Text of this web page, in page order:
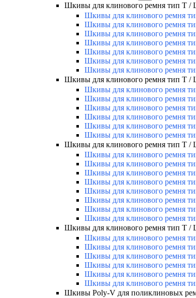
Шкивы для клинового ремня тип T /
Шкивы для клинового ремня
Шкивы для клинового ремня
Шкивы для клинового ремня
Шкивы для клинового ремня
Шкивы для клинового ремня
Шкивы для клинового ремня
Шкивы для клинового ремня
Шкивы для клинового ремня тип T /
Шкивы для клинового ремня
Шкивы для клинового ремня
Шкивы для клинового ремня
Шкивы для клинового ремня
Шкивы для клинового ремня
Шкивы для клинового ремня
Шкивы для клинового ремня тип T /
Шкивы для клинового ремня
Шкивы для клинового ремня
Шкивы для клинового ремня
Шкивы для клинового ремня
Шкивы для клинового ремня
Шкивы для клинового ремня
Шкивы для клинового ремня
Шкивы для клинового ремня
Шкивы для клинового ремня тип T /
Шкивы для клинового ремня
Шкивы для клинового ремня
Шкивы для клинового ремня
Шкивы для клинового ремня
Шкивы для клинового ремня
Шкивы для клинового ремня
Шкивы Poly-V для поликлиновых